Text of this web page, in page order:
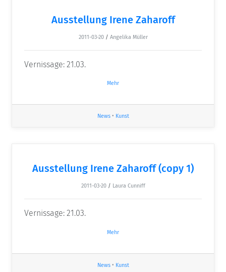
Ausstellung Irene Zaharoff
2011-03-20 / Angelika Müller
Vernissage: 21.03.
Mehr
News• Kunst
Ausstellung Irene Zaharoff (copy 1)
2011-03-20 / Laura Cunniff
Vernissage: 21.03.
Mehr
News• Kunst